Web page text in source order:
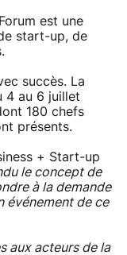
est une
start-up, de
succès. La
4 au 6 juillet
180 chefs
présents.
+ Start-up
le concept de
à la demande
événement de ce
aux acteurs de la